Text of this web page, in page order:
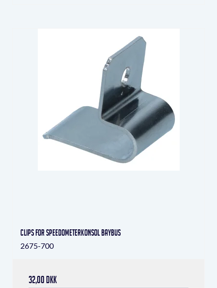
Clips for speedometerkonsol Baybus
2675-700
32,00 DKK